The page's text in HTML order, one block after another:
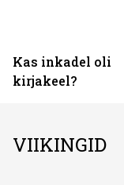
Kas inkadel oli
kirjakeel?
VIIKINGID